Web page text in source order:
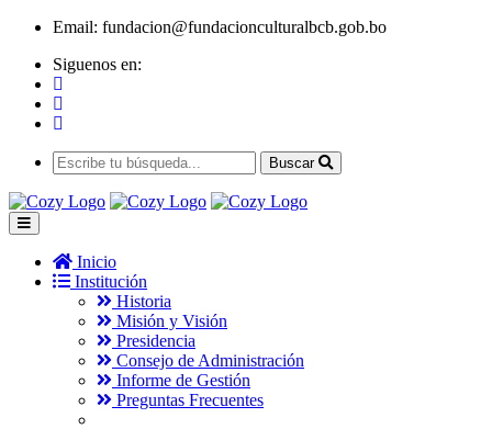
Email: fundacion@fundacionculturalbcb.gob.bo
Siguenos en:
Buscar
Inicio
Institución
Historia
Misión y Visión
Presidencia
Consejo de Administración
Informe de Gestión
Preguntas Frecuentes